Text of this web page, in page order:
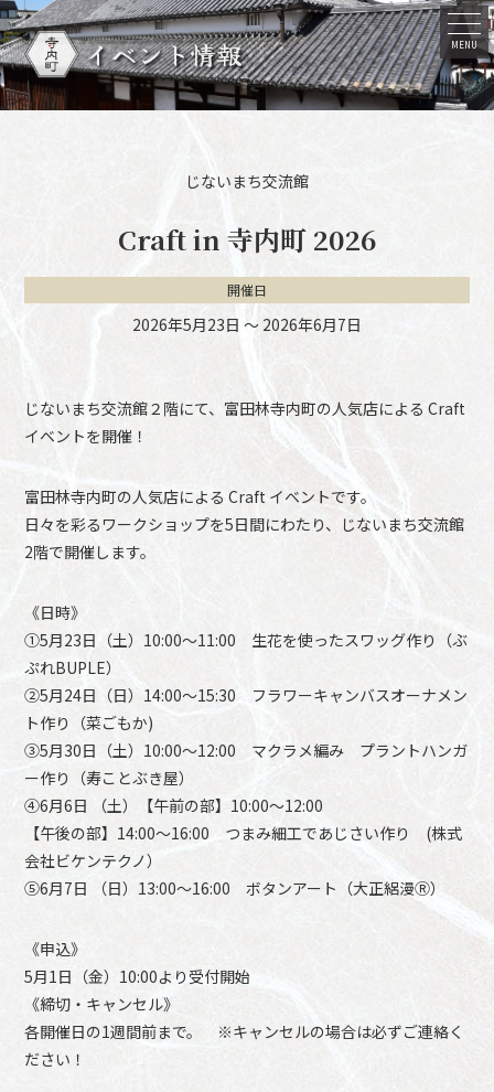
MENU
イベント情報
じないまち交流館
Craft in 寺内町 2026
開催日
2026年5月23日 〜 2026年6月7日
じないまち交流館２階にて、富田林寺内町の人気店による Craft
イベントを開催！
富田林寺内町の人気店による Craft イベントです。
日々を彩るワークショップを5日間にわたり、じないまち交流館
2階で開催します。
《日時》
①5月23日（土）10:00～11:00 生花を使ったスワッグ作り（ぶ
ぷれBUPLE）
②5月24日（日）14:00～15:30 フラワーキャンバスオーナメン
ト作り（菜ごもか)
③5月30日（土）10:00～12:00 マクラメ編み プラントハンガ
ー作り（寿ことぶき屋）
④6月6日 （土）【午前の部】10:00～12:00
【午後の部】14:00～16:00 つまみ細工であじさい作り (株式
会社ビケンテクノ）
⑤6月7日 （日）13:00～16:00 ボタンアート（大正絽漫Ⓡ）
《申込》
5月1日（金）10:00より受付開始
《締切・キャンセル》
各開催日の1週間前まで。 ※キャンセルの場合は必ずご連絡く
ださい！